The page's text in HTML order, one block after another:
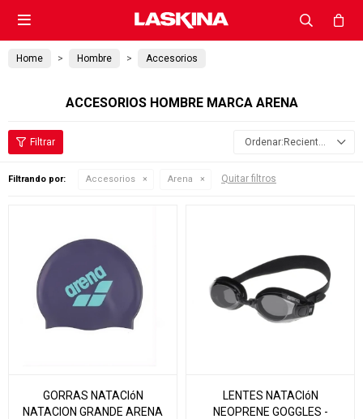

Home Hombre Accesorios
ACCESORIOS HOMBRE MARCA ARENA
Recientes
Filtrando por: Accesorios Arena Quitar filtros
GORRAS NATACIóN
NATACION GRANDE ARENA
LENTES NATACIóN
NEOPRENE GOGGLES -